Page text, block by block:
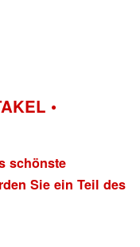
•
schönste
Sie ein Teil des